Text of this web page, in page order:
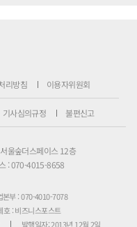
리방침 이용자위원회
기사심의규정 불편신고
울숲더스페이스 12층
: 070-4015-8658
본부 : 070-4010-7078
호 : 비즈니스포스트
발행일자: 2013년 12월 2일